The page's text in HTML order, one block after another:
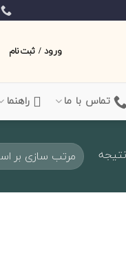
ورود / ثبت‌نام
تماس با ما راهنما